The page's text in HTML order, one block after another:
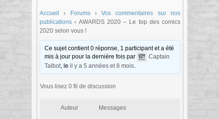
Accueil › Forums ›
Vos commentaires sur nos
publications › AWARDS 2020 – Le top des comics
2020 selon vous !
Ce sujet contient 0 réponse, 1 participant et a été
mis à jour pour la dernière fois par
Captain
Talbot, leil y a 5 années et 8 mois.
Vous lisez 0 fil de discussion
Auteur Messages